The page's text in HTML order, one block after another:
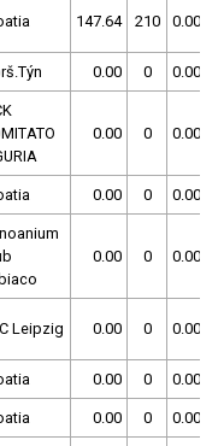
147.64 210 0.00
0.00 0 0.00
0.00 0 0.00
0.00 0 0.00
0.00 0 0.00
Leipzig 0.00 0 0.00
0.00 0 0.00
0.00 0 0.00